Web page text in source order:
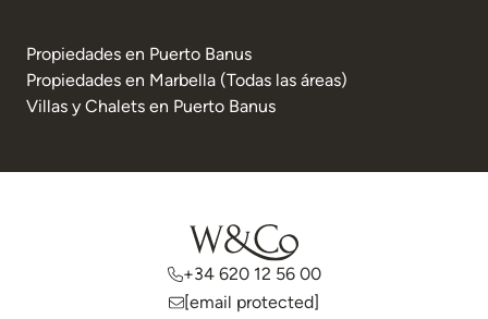
Propiedades en Puerto Banus
Propiedades en Marbella (Todas las áreas)
Villas y Chalets en Puerto Banus
+34 620 12 56 00
[email protected]